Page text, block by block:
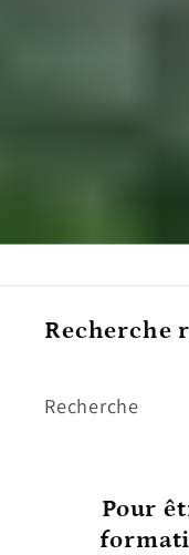
Recherche
Recherche
Pour